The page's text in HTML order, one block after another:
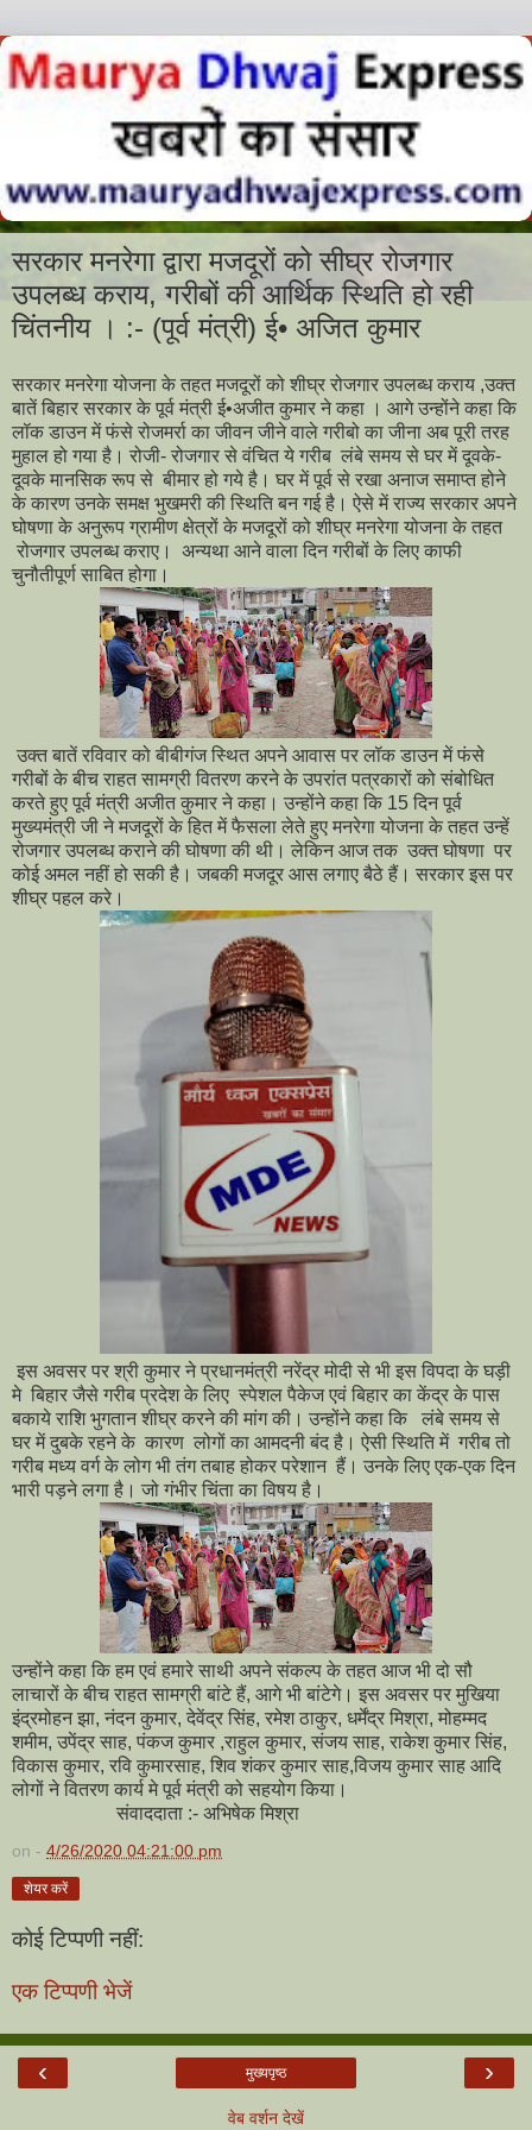
सरकार मनरेगा द्वारा मजदूरों को सीघ्र रोजगार
उपलब्ध कराय, गरीबों की आर्थिक स्थिति हो रही
चिंतनीय । :- (पूर्व मंत्री) ई• अजित कुमार
सरकार मनरेगा योजना के तहत मजदूरों को शीघ्र रोजगार उपलब्ध कराय ,उक्त
बातें बिहार सरकार के पूर्व मंत्री ई•अजीत कुमार ने कहा । आगे उन्होंने कहा कि
लॉक डाउन में फंसे रोजमर्रा का जीवन जीने वाले गरीबो का जीना अब पूरी तरह
मुहाल हो गया है। रोजी- रोजगार से वंचित ये गरीब लंबे समय से घर में दूवके-
दूवके मानसिक रूप से बीमार हो गये है। घर में पूर्व से रखा अनाज समाप्त होने
के कारण उनके समक्ष भुखमरी की स्थिति बन गई है। ऐसे में राज्य सरकार अपने
घोषणा के अनुरूप ग्रामीण क्षेत्रों के मजदूरों को शीघ्र मनरेगा योजना के तहत
रोजगार उपलब्ध कराए। अन्यथा आने वाला दिन गरीबों के लिए काफी
चुनौतीपूर्ण साबित होगा।
उक्त बातें रविवार को बीबीगंज स्थित अपने आवास पर लॉक डाउन में फंसे
गरीबों के बीच राहत सामग्री वितरण करने के उपरांत पत्रकारों को संबोधित
करते हुए पूर्व मंत्री अजीत कुमार ने कहा। उन्होंने कहा कि 15 दिन पूर्व
मुख्यमंत्री जी ने मजदूरों के हित में फैसला लेते हुए मनरेगा योजना के तहत उन्हें
रोजगार उपलब्ध कराने की घोषणा की थी। लेकिन आज तक उक्त घोषणा पर
कोई अमल नहीं हो सकी है। जबकी मजदूर आस लगाए बैठे हैं। सरकार इस पर
शीघ्र पहल करे।
इस अवसर पर श्री कुमार ने प्रधानमंत्री नरेंद्र मोदी से भी इस विपदा के घड़ी
मे बिहार जैसे गरीब प्रदेश के लिए स्पेशल पैकेज एवं बिहार का केंद्र के पास
बकाये राशि भुगतान शीघ्र करने की मांग की। उन्होंने कहा कि लंबे समय से
घर में दुबके रहने के कारण लोगों का आमदनी बंद है। ऐसी स्थिति में गरीब तो
गरीब मध्य वर्ग के लोग भी तंग तबाह होकर परेशान हैं। उनके लिए एक-एक दिन
भारी पड़ने लगा है। जो गंभीर चिंता का विषय है।
उन्होंने कहा कि हम एवं हमारे साथी अपने संकल्प के तहत आज भी दो सौ
लाचारों के बीच राहत सामग्री बांटे हैं, आगे भी बांटेगे। इस अवसर पर मुखिया
इंद्रमोहन झा, नंदन कुमार, देवेंद्र सिंह, रमेश ठाकुर, धर्मेंद्र मिश्रा, मोहम्मद
शमीम, उपेंद्र साह, पंकज कुमार ,राहुल कुमार, संजय साह, राकेश कुमार सिंह,
विकास कुमार, रवि कुमारसाह, शिव शंकर कुमार साह,विजय कुमार साह आदि
लोगों ने वितरण कार्य मे पूर्व मंत्री को सहयोग किया।
संवाददाता :- अभिषेक मिश्रा
on - 4/26/2020 04:21:00 pm
शेयर करें
कोई टिप्पणी नहीं:
एक टिप्पणी भेजें
‹ ›
मुख्यपृष्ठ
वेब वर्शन देखें